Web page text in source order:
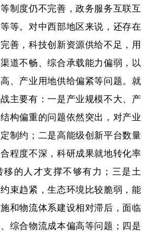
制度仍不完善，政务服务互联互
等。对中西部地区来说，还存在
善，科技创新资源供给不足，用
道不畅、综合承载能力偏弱，以
、产业用地供给偏紧等问题。就
主要有：一是产业规模不大、产
构偏重的问题依然突出，对产业
制约；二是高能级创新平台数量
程度不深，科研成果就地转化率
的人才支撑不够有力；三是土
束趋紧，生态环境比较脆弱，能
和物流体系建设相对滞后，面临
综合物流成本偏高等问题；四是